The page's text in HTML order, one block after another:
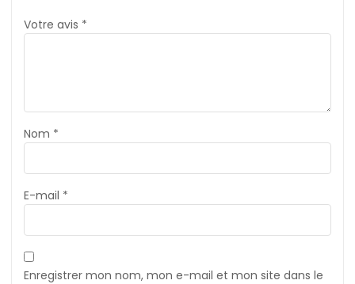
Votre avis *
Nom *
E-mail *
Enregistrer mon nom, mon e-mail et mon site dans le